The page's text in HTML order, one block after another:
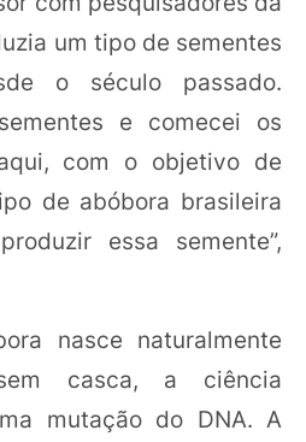
um tipo de sementes
o século passado.
e comecei os
com o objetivo de
de abóbora brasileira
essa semente”,
nasce naturalmente
casca, a ciência
mutação do DNA. A